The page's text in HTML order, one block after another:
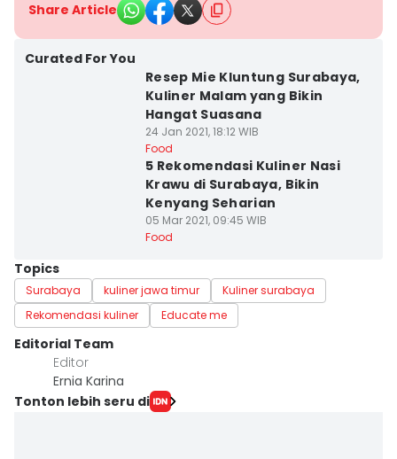
Share Article
Curated For You
Resep Mie Kluntung Surabaya,
Kuliner Malam yang Bikin
Hangat Suasana
24 Jan 2021, 18:12 WIB
Food
5 Rekomendasi Kuliner Nasi
Krawu di Surabaya, Bikin
Kenyang Seharian
05 Mar 2021, 09:45 WIB
Food
Topics
Surabaya kuliner jawa timur
Kuliner surabaya
Rekomendasi kuliner
Educate me
Editorial Team
Editor
Ernia Karina
Tonton lebih seru di